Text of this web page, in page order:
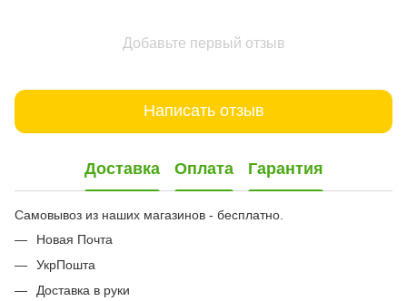
Добавьте первый отзыв
Написать отзыв
Доставка Оплата Гарантия
Самовывоз из наших магазинов - бесплатно.
Новая Почта
УкрПошта
Доставка в руки